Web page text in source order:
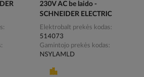
230V AC be laido -
SCHNEIDER ELECTRIC
Elektrobalt prekės kodas
514073
Gamintojo prekės kodas
NSYLAMLD